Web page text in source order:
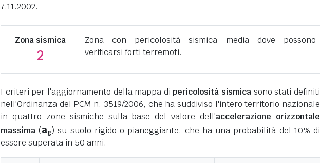
7.11.2002.
Zona sismica
2
Zona con pericolosità sismica media dove possono
verificarsi forti terremoti.
I criteri per l'aggiornamento della mappa dipericolosità sismica sono stati definiti
nell'Ordinanza del PCM n. 3519/2006, che ha suddiviso l'intero territorio nazionale
in quattro zone sismiche sulla base del valore dell'accelerazione orizzontale
massima (ag) su suolo rigido o pianeggiante, che ha una probabilità del 10% di
essere superata in 50 anni.